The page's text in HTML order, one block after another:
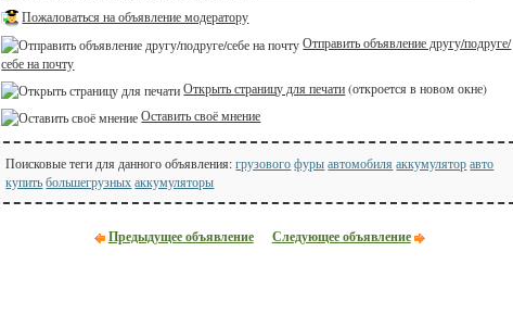
Пожаловаться на объявление модератору
Отправить объявление другу/подруге/
себе на почту
Открыть страницу для печати (откроется в новом окне)
Оставить своё мнение
Поисковые теги для данного объявления:грузового фуры автомобиля аккумулятор авто
купить большегрузных аккумуляторы
Предыдущее объявление Следующее объявление